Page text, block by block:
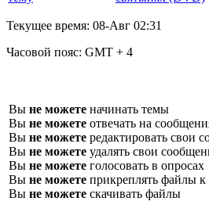
Текущее время: 08-Авг 02:31
Часовой пояс: GMT + 4
Вы не можете начинать темы
Вы не можете отвечать на
Вы не можете редактировать свои
Вы не можете удалять свои
Вы не можете голосовать в опросах
Вы не можете прикреплять файлы
Вы не можете скачивать файлы